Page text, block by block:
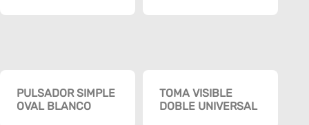
PULSADOR SIMPLE
OVAL BLANCO
TOMA VISIBLE
DOBLE UNIVERSAL